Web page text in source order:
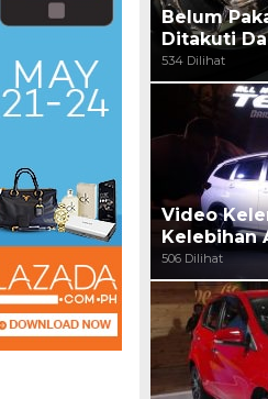
Belum
Ditakuti
534 Dilihat
Video
Kelebihan
506 Dilihat